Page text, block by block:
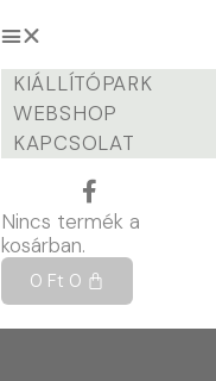
KIÁLLÍTÓPARK
WEBSHOP
KAPCSOLAT
Nincs termék a
kosárban.
0 Ft 0